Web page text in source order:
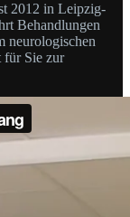
2012 in Leipzig-
Behandlungen
neurologischen
für Sie zur